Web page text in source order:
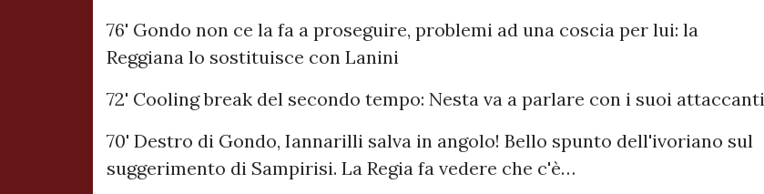
76' Gondo non ce la fa a proseguire, problemi ad una coscia per lui: la
Reggiana lo sostituisce con Lanini
72' Cooling break del secondo tempo: Nesta va a parlare con i suoi attaccanti
70' Destro di Gondo, Iannarilli salva in angolo! Bello spunto dell'ivoriano sul
suggerimento di Sampirisi. La Regia fa vedere che c'è…